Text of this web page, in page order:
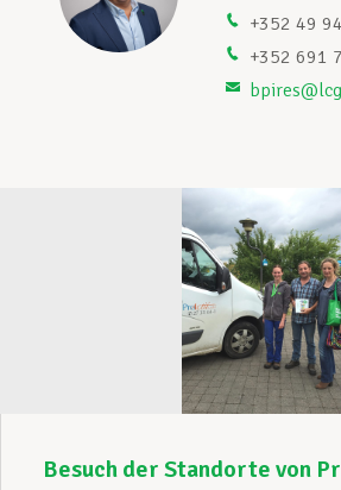
Unterstützung im
Mitglied werden
+352 49
+352 691
Besuch der Standorte von